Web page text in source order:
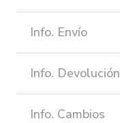
Info. Envío
Info. Devolución
Info. Cambios